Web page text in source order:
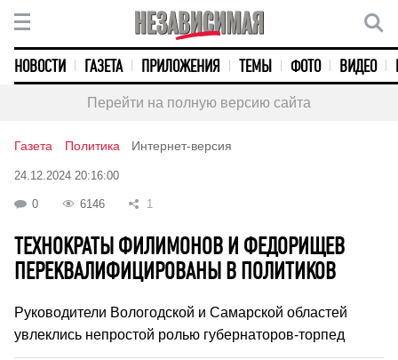
НОВОСТИ ГАЗЕТА ПРИЛОЖЕНИЯ ТЕМЫ ФОТО ВИДЕО
Перейти на полную версию сайта
Газета Политика Интернет-версия
24.12.2024 20:16:00
0 6146 1
ТЕХНОКРАТЫ ФИЛИМОНОВ И ФЕДОРИЩЕВ
ПЕРЕКВАЛИФИЦИРОВАНЫ В ПОЛИТИКОВ
Руководители Вологодской и Самарской областей
увлеклись непростой ролью губернаторов-торпед